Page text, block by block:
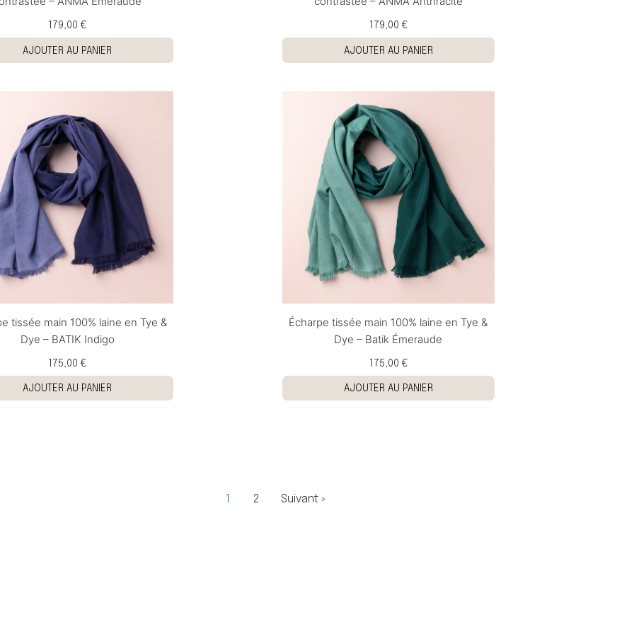
179,00 €
AJOUTER AU PANIER
179,00 €
AJOUTER AU PANIER
tissée main 100% laine en Tye &
Dye – BATIK Indigo
175,00 €
AJOUTER AU PANIER
Écharpe tissée main 100% laine en Tye &
Dye – Batik Émeraude
175,00 €
AJOUTER AU PANIER
1 2 Suivant »